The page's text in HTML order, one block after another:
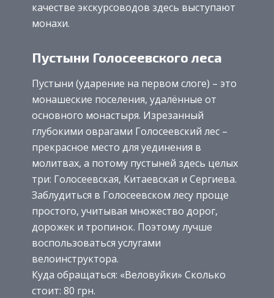
качестве экскурсоводов здесь выступают
монахи.
Пустыни Голосеевского леса
Пустыни (ударение на первом слоге) – это
монашеские поселения, удалённые от
основного монастыря. Изрезанный
глубокими оврагами Голосеевский лес –
прекрасное место для уединения в
молитвах, а потому пустыней здесь целых
три: Голосеевская, Китаевская и Сергиева.
Заблудиться в Голосеевском лесу проще
простого, учитывая множество дорог,
дорожек и тропинок. Поэтому лучше
воспользоваться услугами
велоинструктора.
Куда обращаться: «Веловуйки» Сколько
стоит: 80 грн.